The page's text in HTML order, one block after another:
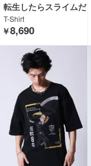
転生したらスライムだ
った件× P.N UNDERG
ROUND
T-Shirt
￥8,690